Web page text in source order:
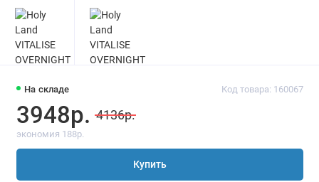
На складе Код товара: 160067
3948р. 4136р.
экономия 188р.
Купить